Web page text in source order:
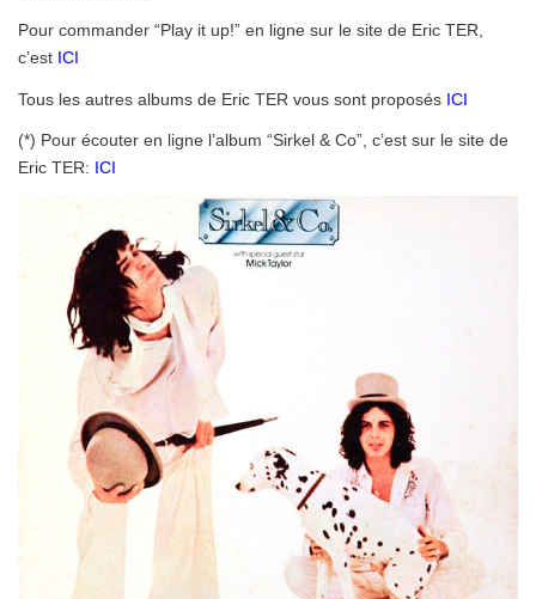
Pour commander “Play it up!” en ligne sur le site de Eric TER,
c’est ICI
Tous les autres albums de Eric TER vous sont proposés ICI
(*) Pour écouter en ligne l’album “Sirkel & Co”, c’est sur le site de
Eric TER: ICI